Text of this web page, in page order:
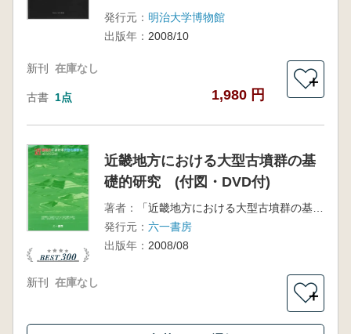
発行元： 明治大学博物館
出版年： 2008/10
新刊 在庫なし
古書 1点 1,980 円
＋
近畿地方における大型古墳群の基
礎的研究 (付図・DVD付)
著者：
「近畿地方における大型古墳群の基礎的研究」(研究代表者 白石太一郎)研究グループ 編
発行元： 六一書房
出版年： 2008/08
新刊 在庫なし
＋